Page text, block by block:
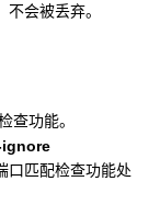
会被丢弃。
功能。
口匹配检查功能处